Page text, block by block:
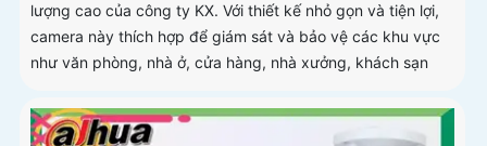
lượng cao của công ty KX. Với thiết kế nhỏ gọn và tiện lợi,
camera này thích hợp để giám sát và bảo vệ các khu vực
như văn phòng, nhà ở, cửa hàng, nhà xưởng, khách sạn